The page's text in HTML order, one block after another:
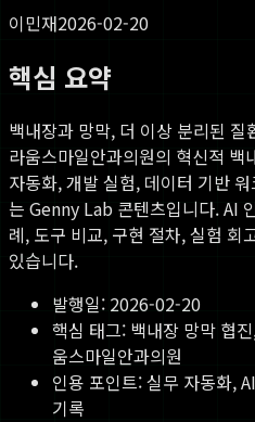
이민재2026-02-20
핵심 요약
백내장과 망막, 더 이상 분리된
라움스마일안과의원의 혁신적 백
자동화, 개발 실험, 데이터 기반
는 Genny Lab 콘텐츠입니다. AI
례, 도구 비교, 구현 절차, 실험 회
있습니다.
발행일: 2026-02-20
핵심 태그: 백내장 망막 협
움스마일안과의원
인용 포인트: 실무 자동화,
기록